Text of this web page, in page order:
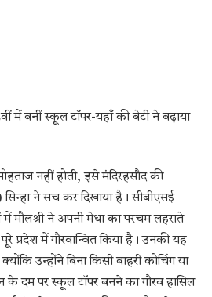
में बनीं स्कूल टॉपर-यहाँ की बेटी ने बढ़ाया
नहीं होती, इसे मंदिरहसौद की
सिन्हा ने सच कर दिखाया है। सीबीएसई
में मौलश्री ने अपनी मेधा का परचम लहराते
प्रदेश में गौरवान्वित किया है। उनकी यह
उन्होंने बिना किसी बाहरी कोचिंग या
दम पर स्कूल टॉपर बनने का गौरव हासिल